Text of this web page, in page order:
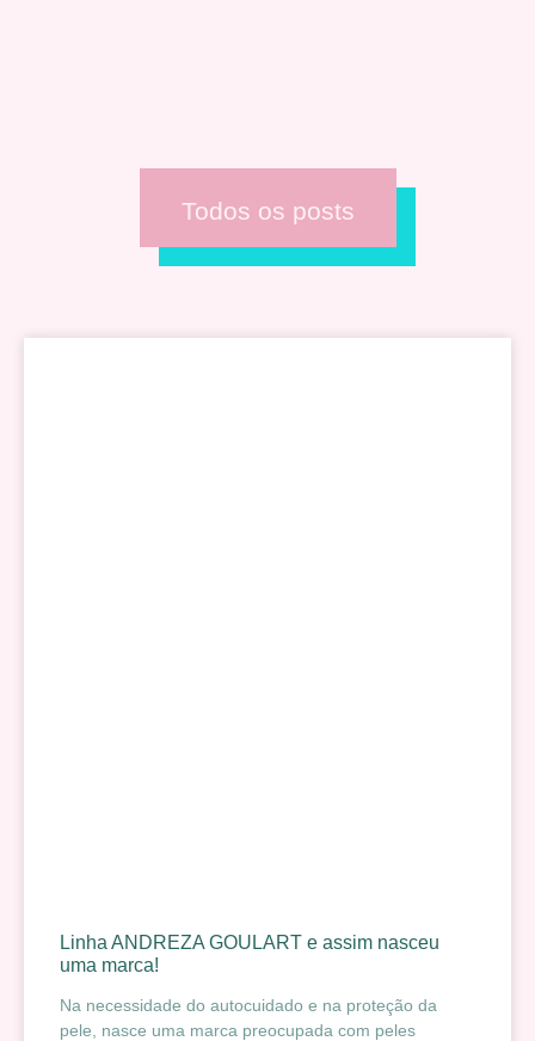
Todos os posts
Linha ANDREZA GOULART e assim nasceu
uma marca!
Na necessidade do autocuidado e na proteção da
pele, nasce uma marca preocupada com peles